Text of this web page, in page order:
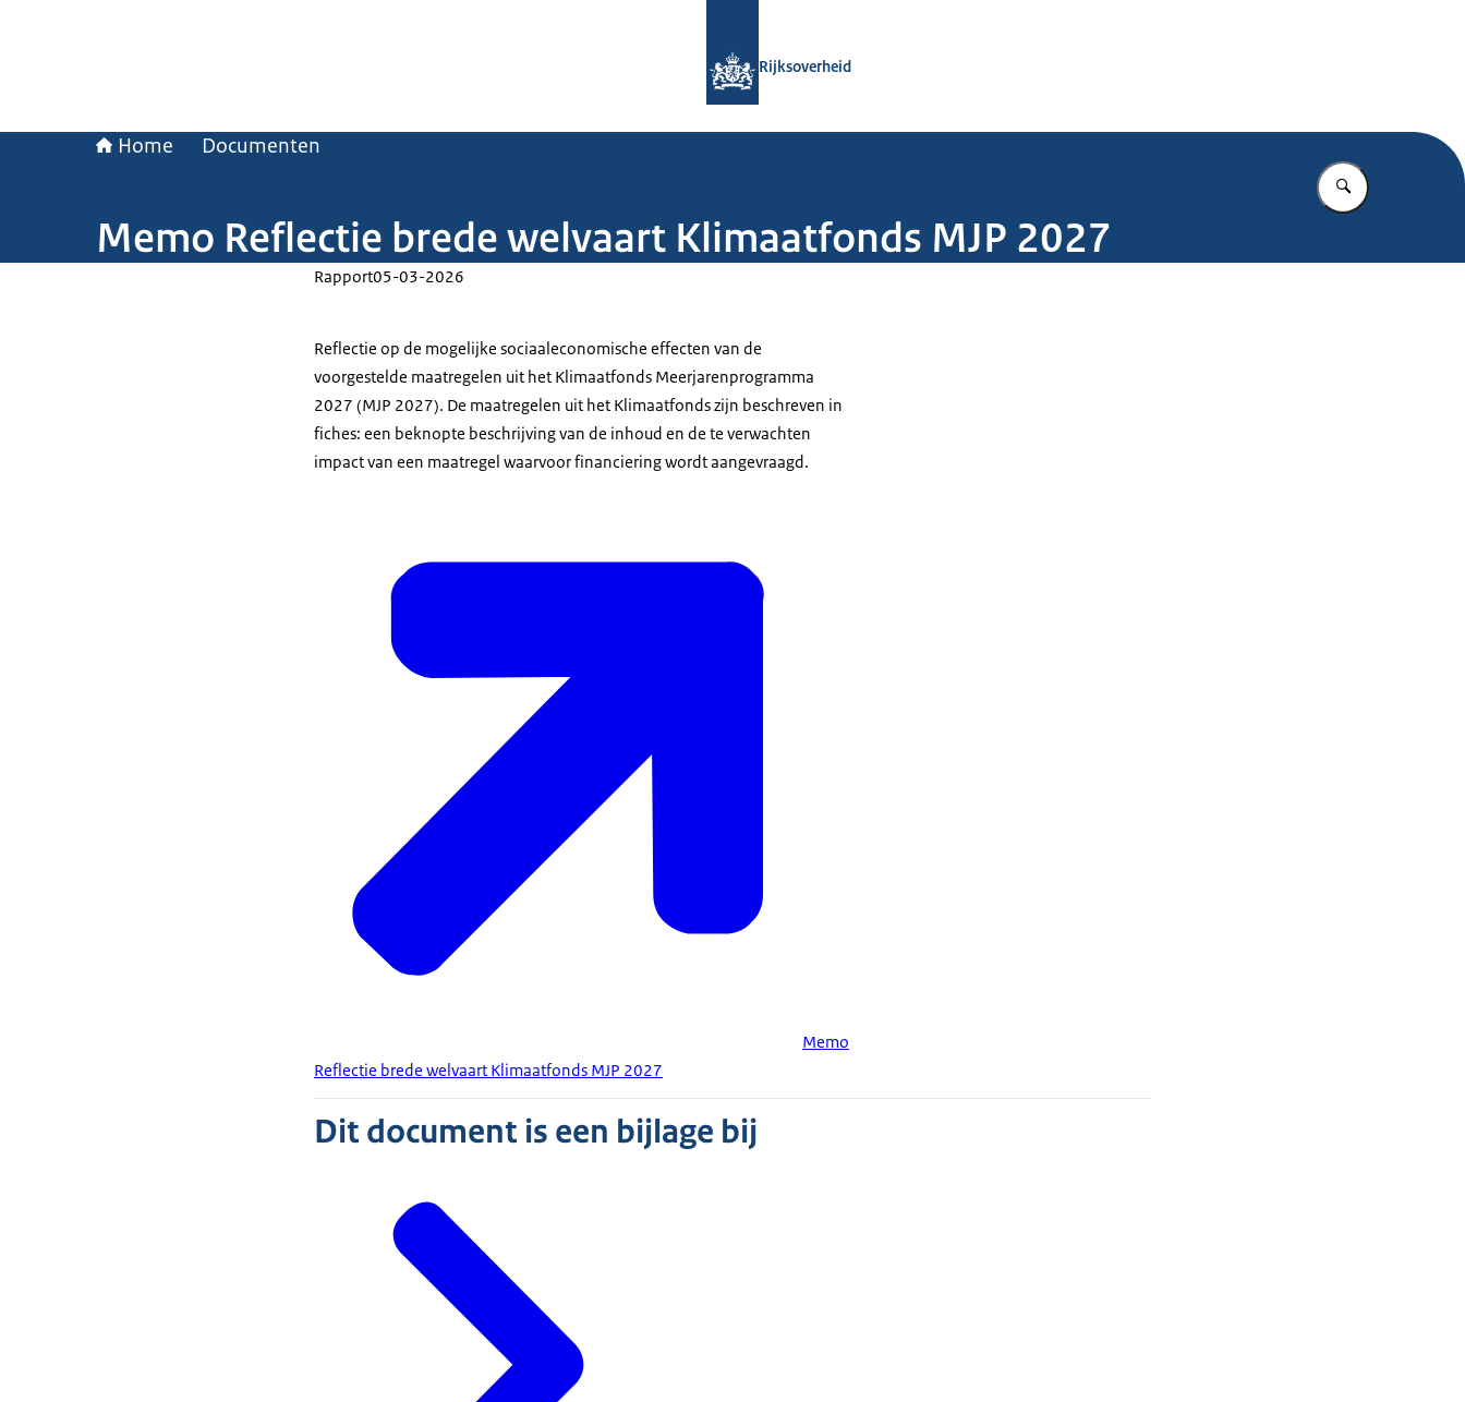
Rijksoverheid
Home Documenten
Vul in wat u
Memo Reflectie brede welvaart Klimaatfonds MJP 2027
Rapport05-03-2026
Reflectie op de mogelijke sociaaleconomische effecten van de
voorgestelde maatregelen uit het Klimaatfonds Meerjarenprogramma
2027 (MJP 2027). De maatregelen uit het Klimaatfonds zijn beschreven in
fiches: een beknopte beschrijving van de inhoud en de te verwachten
impact van een maatregel waarvoor financiering wordt aangevraagd.
Memo
Reflectie brede welvaart Klimaatfonds MJP 2027
Dit document is een bijlage bij